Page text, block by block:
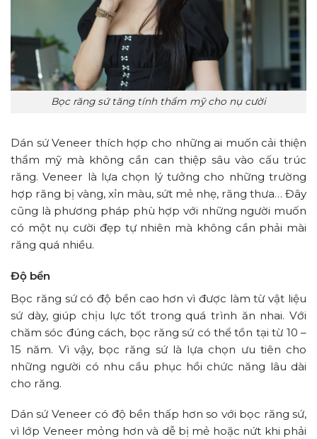
Bọc răng sứ tăng tính thẩm mỹ cho nụ cười
Dán sứ Veneer thích hợp cho những ai muốn cải thiện
thẩm mỹ mà không cần can thiệp sâu vào cấu trúc
răng. Veneer là lựa chọn lý tưởng cho những trường
hợp răng bị vàng, xỉn màu, sứt mẻ nhẹ, răng thưa… Đây
cũng là phương pháp phù hợp với những người muốn
có một nụ cười đẹp tự nhiên mà không cần phải mài
răng quá nhiều.
Độ bền
Bọc răng sứ có độ bền cao hơn vì được làm từ vật liệu
sứ dày, giúp chịu lực tốt trong quá trình ăn nhai. Với
chăm sóc đúng cách, bọc răng sứ có thể tồn tại từ 10 –
15 năm. Vì vậy, bọc răng sứ là lựa chọn ưu tiên cho
những người có nhu cầu phục hồi chức năng lâu dài
cho răng.
Dán sứ Veneer có độ bền thấp hơn so với bọc răng sứ,
vì lớp Veneer mỏng hơn và dễ bị mẻ hoặc nứt khi phải